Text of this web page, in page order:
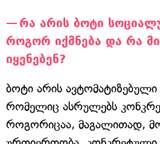
რა არის ბოტი
როგორ იქმნება და რა
იყენებენ?
ბოტი არის
რომელიც ასრულებს
როგორიცაა, მაგალითად,